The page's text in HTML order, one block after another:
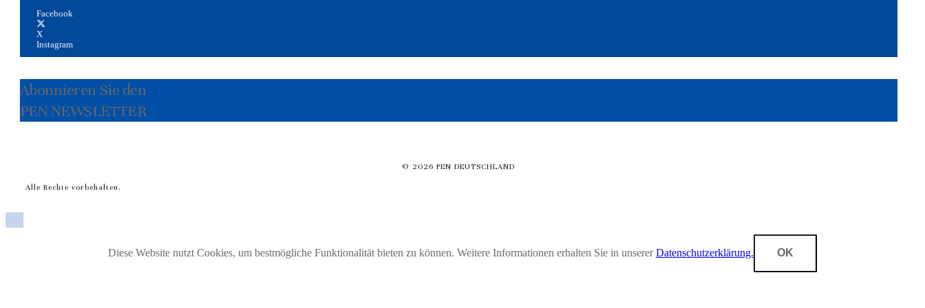
Facebook
X
Instagram
Abonnieren Sie den
PEN NEWSLETTER
© 2026 PEN DEUTSCHLAND
Alle Rechte vorbehalten.
Diese Website nutzt Cookies, um bestmögliche Funktionalität bieten zu können. Weitere Informationen erhalten Sie in unsererDatenschutzerklärung. OK